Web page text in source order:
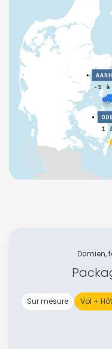
Damien,
Sur mesure Vol +